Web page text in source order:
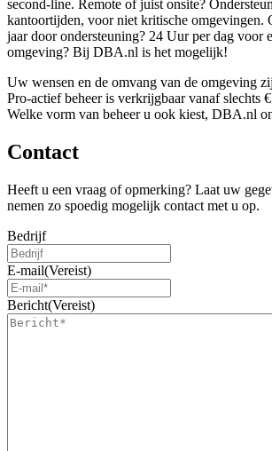
second-line. Remote of juist onsite?
kantoortijden, voor niet kritische omgevingen.
jaar door ondersteuning? 24 Uur per dag voor
omgeving? Bij DBA.nl is het mogelijk!
Uw wensen en de omvang van de omgeving
Pro-actief beheer is verkrijgbaar vanaf slechts
Welke vorm van beheer u ook kiest, DBA.nl
Contact
Heeft u een vraag of opmerking? Laat uw
nemen zo spoedig mogelijk contact met u op.
Bedrijf
E-mail(Vereist)
Bericht(Vereist)